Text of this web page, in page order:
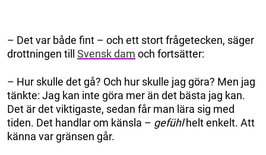
– Det var både fint – och ett stort frågetecken, säger
drottningen till Svensk dam och fortsätter:
– Hur skulle det gå? Och hur skulle jag göra? Men jag
tänkte: Jag kan inte göra mer än det bästa jag kan.
Det är det viktigaste, sedan får man lära sig med
tiden. Det handlar om känsla – gefühlhelt enkelt. Att
känna var gränsen går.